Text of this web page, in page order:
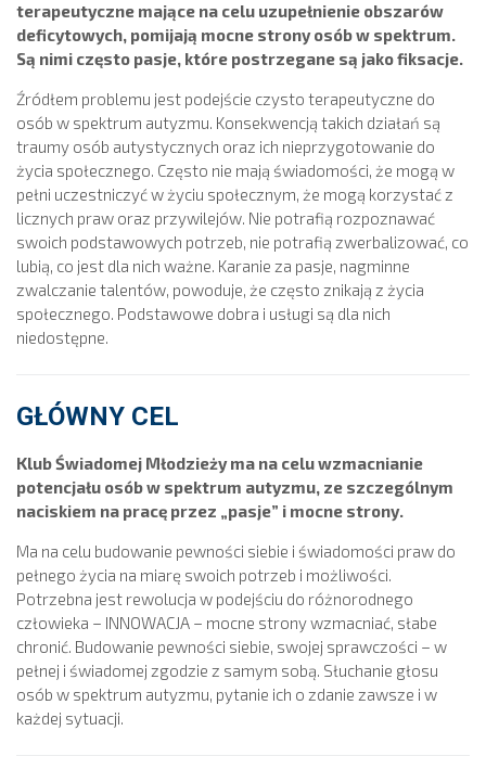
terapeutyczne mające na celu uzupełnienie obszarów
deficytowych, pomijają mocne strony osób w spektrum.
Są nimi często pasje, które postrzegane są jako fiksacje.
Źródłem problemu jest podejście czysto terapeutyczne do
osób w spektrum autyzmu. Konsekwencją takich działań są
traumy osób autystycznych oraz ich nieprzygotowanie do
życia społecznego. Często nie mają świadomości, że mogą w
pełni uczestniczyć w życiu społecznym, że mogą korzystać z
licznych praw oraz przywilejów. Nie potrafią rozpoznawać
swoich podstawowych potrzeb, nie potrafią zwerbalizować, co
lubią, co jest dla nich ważne. Karanie za pasje, nagminne
zwalczanie talentów, powoduje, że często znikają z życia
społecznego. Podstawowe dobra i usługi są dla nich
niedostępne.
GŁÓWNY CEL
Klub Świadomej Młodzieży ma na celu wzmacnianie
potencjału osób w spektrum autyzmu, ze szczególnym
naciskiem na pracę przez „pasje” i mocne strony.
Ma na celu budowanie pewności siebie i świadomości praw do
pełnego życia na miarę swoich potrzeb i możliwości.
Potrzebna jest rewolucja w podejściu do różnorodnego
człowieka – INNOWACJA – mocne strony wzmacniać, słabe
chronić. Budowanie pewności siebie, swojej sprawczości – w
pełnej i świadomej zgodzie z samym sobą. Słuchanie głosu
osób w spektrum autyzmu, pytanie ich o zdanie zawsze i w
każdej sytuacji.